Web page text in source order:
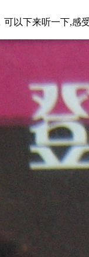
以下来听一下,感